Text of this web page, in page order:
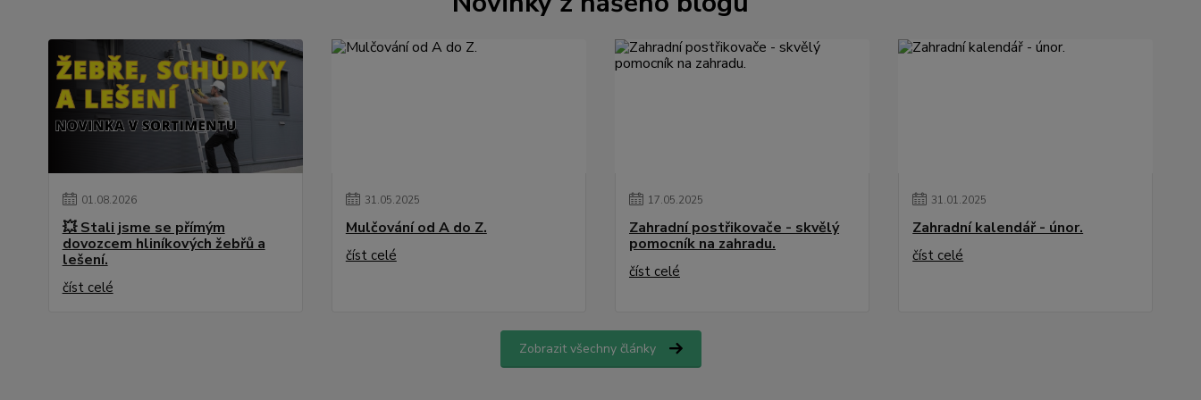
01.08.2026
💥 Stali jsme se přímým
dovozcem hliníkových žebřů a
lešení.
číst celé
31.05.2025
Mulčování od A do Z.
číst celé
17.05.2025
Zahradní postřikovače - skvělý
pomocník na zahradu.
číst celé
31.01.2025
Zahradní kalendář - únor.
číst celé
Zobrazit všechny články